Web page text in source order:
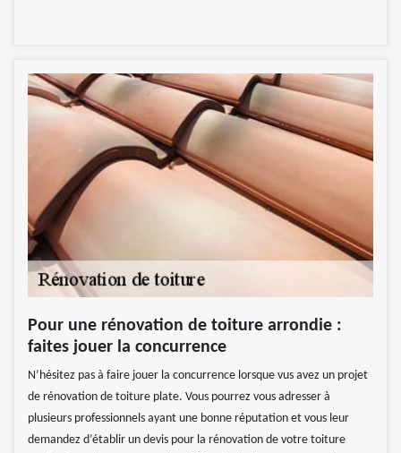
Pour une rénovation de toiture arrondie :
faites jouer la concurrence
N’hésitez pas à faire jouer la concurrence lorsque vus avez un projet
de rénovation de toiture plate. Vous pourrez vous adresser à
plusieurs professionnels ayant une bonne réputation et vous leur
demandez d’établir un devis pour la rénovation de votre toiture